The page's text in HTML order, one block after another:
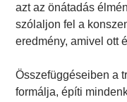
azt az önátadás
szólaljon fel a
eredmény, amivel ott
Összefüggéseiben a
formálja, építi